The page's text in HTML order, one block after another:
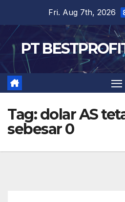
content
Fri. Aug 7th, 2026
PT
Tag:dolar AS
sebesar 0